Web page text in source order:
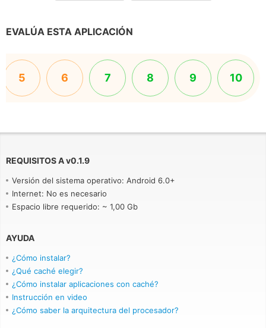
EVALÚA ESTA APLICACIÓN
5 6 7 8 9 10
REQUISITOS Av0.1.9
Versión del sistema operativo: Android 6.0+
Internet: No es necesario
Espacio libre requerido: ~ 1,00 Gb
AYUDA
¿Cómo instalar?
¿Qué caché elegir?
¿Cómo instalar aplicaciones con caché?
Instrucción en video
¿Cómo saber la arquitectura del procesador?